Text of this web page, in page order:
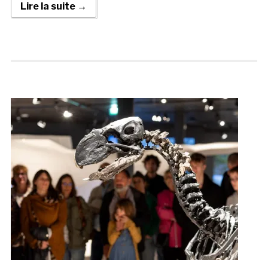
Lire la suite →